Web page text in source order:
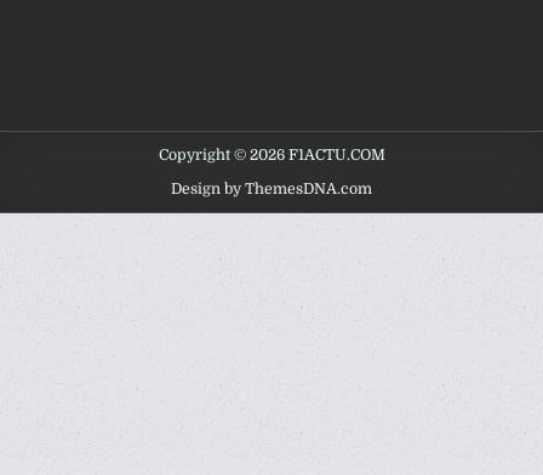
Copyright © 2026 F1ACTU.COM
Design by ThemesDNA.com